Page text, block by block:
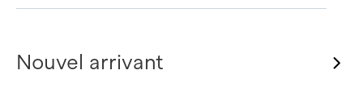
Nouvel arrivant